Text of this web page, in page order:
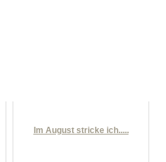
Im August stricke ich.....